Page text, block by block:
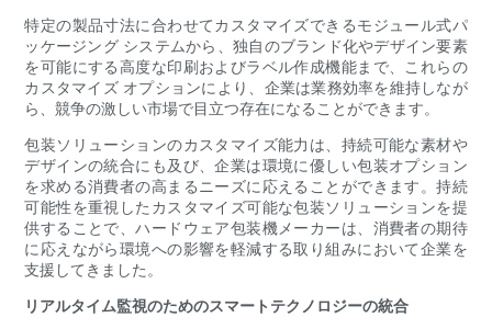
特定の製品寸法に合わせてカスタマイズできるモジュール式パ
ッケージング システムから、独自のブランド化やデザイン要素
を可能にする高度な印刷およびラベル作成機能まで、これらの
カスタマイズ オプションにより、企業は業務効率を維持しなが
ら、競争の激しい市場で目立つ存在になることができます。
包装ソリューションのカスタマイズ能力は、持続可能な素材や
デザインの統合にも及び、企業は環境に優しい包装オプション
を求める消費者の高まるニーズに応えることができます。持続
可能性を重視したカスタマイズ可能な包装ソリューションを提
供することで、ハードウェア包装機メーカーは、消費者の期待
に応えながら環境への影響を軽減する取り組みにおいて企業を
支援してきました。
リアルタイム監視のためのスマートテクノロジーの統合